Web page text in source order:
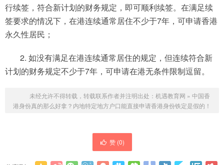
行续签，符合新计划的财务规定，即可顺利续签。在满足续
签要求的情况下，在港连续通常居住不少于7年，可申请香港
永久性居民；
2. 如没有满足在港连续通常居住的规定，但连续符合新
计划的财务规定不少于7年，可申请在港无条件限制逗留。
未经允许不得转载，转载联系作者并注明出处： 机遇教育网 » 中国香
港身份真的那么好拿？内地特定地方户口能直接申请香港身份铁定是假的！
赞 (0)